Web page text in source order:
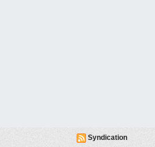
Syndication